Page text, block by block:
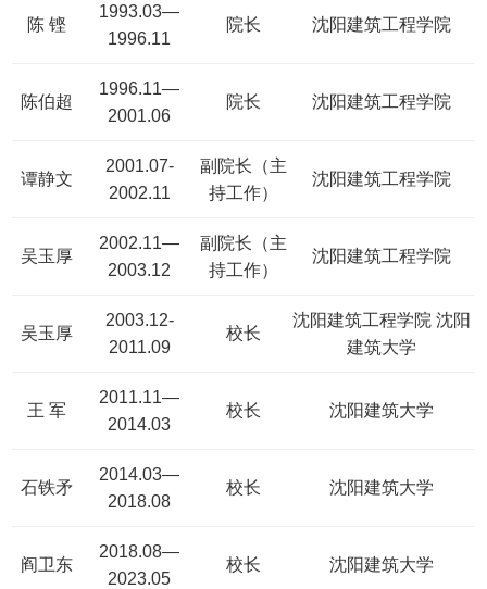
陈 铿
1993.03—
1996.11
院长 沈阳建筑工程学院
陈伯超
1996.11—
2001.06
院长 沈阳建筑工程学院
谭静文
2001.07-
2002.11
副院长（主
持工作）
沈阳建筑工程学院
吴玉厚
2002.11—
2003.12
副院长（主
持工作）
沈阳建筑工程学院
吴玉厚
2003.12-
2011.09
校长
沈阳建筑工程学院 沈阳
建筑大学
王 军
2011.11—
2014.03
校长 沈阳建筑大学
石铁矛
2014.03—
2018.08
校长 沈阳建筑大学
阎卫东
2018.08—
2023.05
校长 沈阳建筑大学